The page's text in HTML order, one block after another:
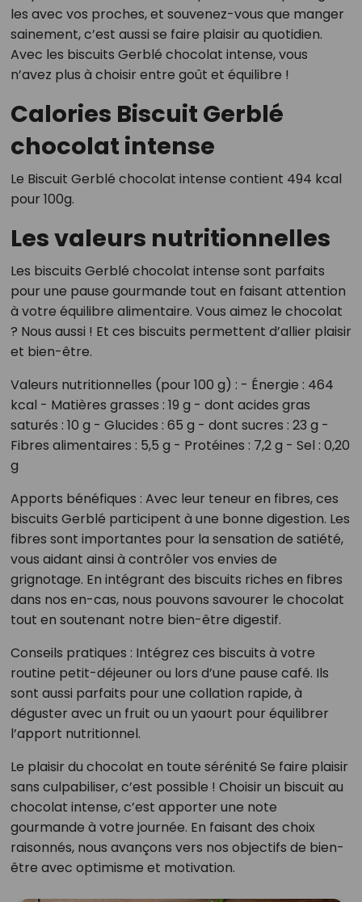
les avec vos proches, et souvenez-vous que manger
sainement, c’est aussi se faire plaisir au quotidien.
Avec les biscuits Gerblé chocolat intense, vous
n’avez plus à choisir entre goût et équilibre !
Calories Biscuit Gerblé
chocolat intense
Le Biscuit Gerblé chocolat intense contient 494 kcal
pour 100g.
Les valeurs nutritionnelles
Les biscuits Gerblé chocolat intense sont parfaits
pour une pause gourmande tout en faisant attention
à votre équilibre alimentaire. Vous aimez le chocolat
? Nous aussi ! Et ces biscuits permettent d’allier plaisir
et bien-être.
Valeurs nutritionnelles (pour 100 g) : - Énergie : 464
kcal - Matières grasses : 19 g - dont acides gras
saturés : 10 g - Glucides : 65 g - dont sucres : 23 g -
Fibres alimentaires : 5,5 g - Protéines : 7,2 g - Sel : 0,20
g
Apports bénéfiques : Avec leur teneur en fibres, ces
biscuits Gerblé participent à une bonne digestion. Les
fibres sont importantes pour la sensation de satiété,
vous aidant ainsi à contrôler vos envies de
grignotage. En intégrant des biscuits riches en fibres
dans nos en-cas, nous pouvons savourer le chocolat
tout en soutenant notre bien-être digestif.
Conseils pratiques : Intégrez ces biscuits à votre
routine petit-déjeuner ou lors d’une pause café. Ils
sont aussi parfaits pour une collation rapide, à
déguster avec un fruit ou un yaourt pour équilibrer
l’apport nutritionnel.
Le plaisir du chocolat en toute sérénité Se faire plaisir
sans culpabiliser, c’est possible ! Choisir un biscuit au
chocolat intense, c’est apporter une note
gourmande à votre journée. En faisant des choix
raisonnés, nous avançons vers nos objectifs de bien-
être avec optimisme et motivation.